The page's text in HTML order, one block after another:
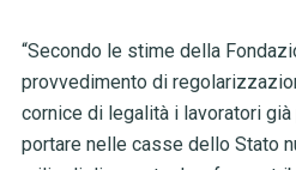
“Secondo le stime della
provvedimento di
cornice di legalità i lavoratori
portare nelle casse dello Stato